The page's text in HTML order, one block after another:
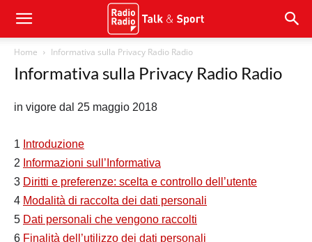
Home Informativa sulla Privacy Radio Radio
Informativa sulla Privacy Radio Radio
in vigore dal 25 maggio 2018
1 Introduzione
2 Informazioni sull’Informativa
3 Diritti e preferenze: scelta e controllo dell’utente
4 Modalità di raccolta dei dati personali
5 Dati personali che vengono raccolti
6 Finalità dell’utilizzo dei dati personali